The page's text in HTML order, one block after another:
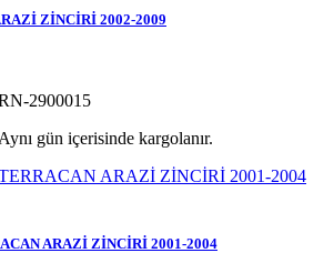
ZİNCİRİ 2002-2009
2900015
gün içerisinde kargolanır.
ARAZİ ZİNCİRİ 2001-2004